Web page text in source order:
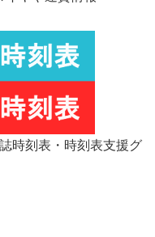
時刻表・時刻表支援グ